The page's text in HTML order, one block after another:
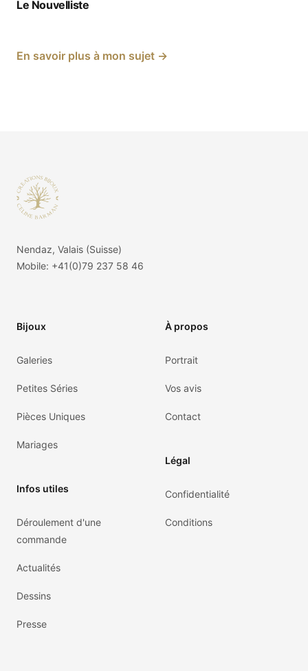
Le Nouvelliste
En savoir plus à mon sujet →
Nendaz, Valais (Suisse)
Mobile: +41(0)79 237 58 46
Bijoux
Galeries
Petites Séries
Pièces Uniques
Mariages
Infos utiles
Déroulement d'une
commande
Actualités
Dessins
Presse
À propos
Portrait
Vos avis
Contact
Légal
Confidentialité
Conditions